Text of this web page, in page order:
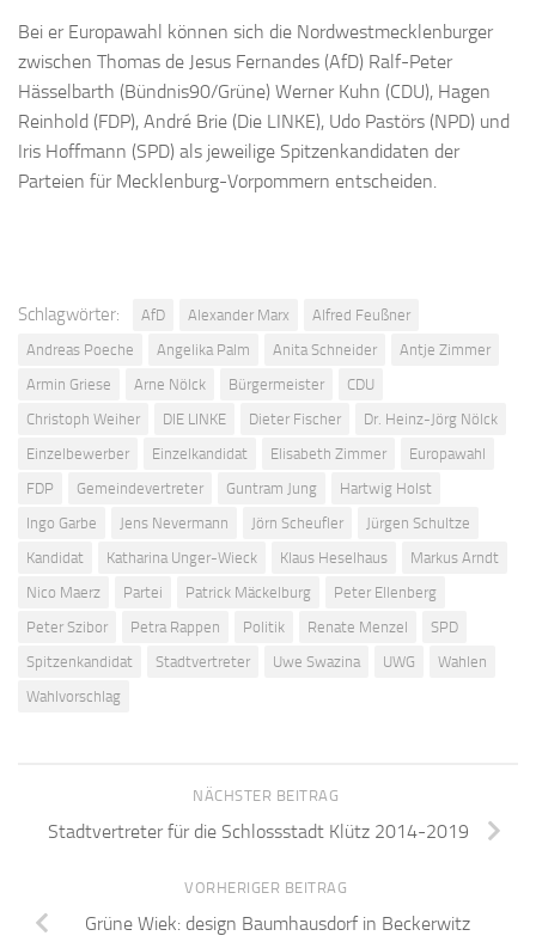
Bei er Europawahl können sich die Nordwestmecklenburger
zwischen Thomas de Jesus Fernandes (AfD) Ralf-Peter
Hässelbarth (Bündnis90/Grüne) Werner Kuhn (CDU), Hagen
Reinhold (FDP), André Brie (Die LINKE), Udo Pastörs (NPD) und
Iris Hoffmann (SPD) als jeweilige Spitzenkandidaten der
Parteien für Mecklenburg-Vorpommern entscheiden.
Schlagwörter: AfD Alexander Marx
Alfred Feußner
Andreas Poeche
Angelika Palm Anita Schneider
Antje Zimmer
Armin Griese
Arne Nölck Bürgermeister
CDU
Christoph Weiher
DIE LINKE Dieter Fischer
Dr. Heinz-Jörg Nölck
Einzelbewerber
Einzelkandidat Elisabeth Zimmer
Europawahl
FDP
Gemeindevertreter Guntram Jung
Hartwig Holst
Ingo Garbe
Jens Nevermann Jörn Scheufler
Jürgen Schultze
Kandidat
Katharina Unger-Wieck Klaus Heselhaus
Markus Arndt
Nico Maerz
Partei Patrick Mäckelburg
Peter Ellenberg
Peter Szibor
Petra Rappen Politik Renate Menzel
SPD
Spitzenkandidat
Stadtvertreter Uwe Swazina UWG
Wahlen
Wahlvorschlag
NÄCHSTER BEITRAG
Stadtvertreter für die Schlossstadt Klütz 2014-2019
VORHERIGER BEITRAG
Grüne Wiek: design Baumhausdorf in Beckerwitz